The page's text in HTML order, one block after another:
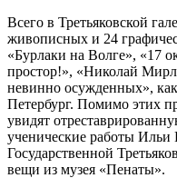
Всего в Третьяковской
живописных и 24
«Бурлаки на Волге», «17
простор!», «Николай
невинно осужденных»,
Петербург. Помимо этих
увидят
ученические работы Ильи
Государственной
вещи из музея «Пенаты».